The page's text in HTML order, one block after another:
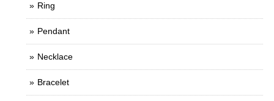
Ring
Pendant
Necklace
Bracelet